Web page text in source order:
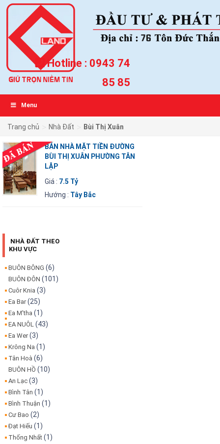
Hotline : 0943 74
85 85
Menu
Trang chủ Nhà Đất Bùi Thị Xuân
BÁN NHÀ MẶT TIỀN ĐƯỜNG
BÙI THỊ XUÂN PHƯỜNG TÂN
LẬP
Giá : 7.5 Tỷ
Hướng : Tây Bắc
NHÀ ĐẤT THEO
KHU VỰC
BUÔN BÔNG (6)
BUÔN ĐÔN (101)
Cuôr Knia (3)
Ea Bar(25)
Ea M'tha (1)
EA NUÔL (43)
Ea Wer(3)
Krông Na (1)
Tân Hoà (6)
BUÔN HỒ (10)
An Lạc (3)
Bình Tân (1)
Bình Thuận (1)
Cư Bao (2)
Đạt Hiếu (1)
Thống Nhất (1)